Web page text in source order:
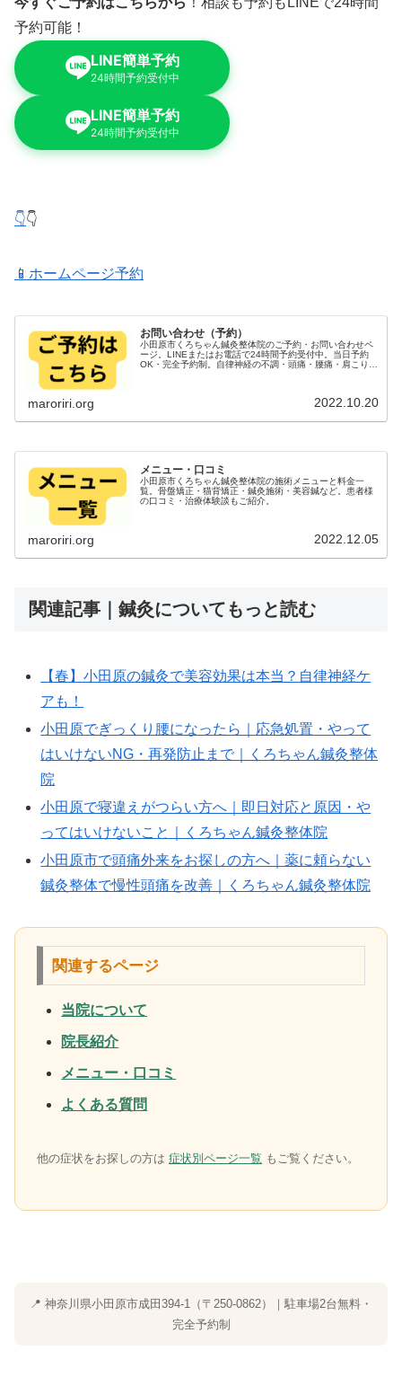
予約可能！
LINE簡単予約
24時間予約受付中
LINE簡単予約
24時間予約受付中
👇👇
📱ホームページ予約
お問い合わせ（予約）
小田原市くろちゃん鍼灸整体院のご予約・お問い合わせペ
ージ。LINEまたはお電話で24時間予約受付中。当日予約
OK・完全予約制。自律神経の不調・頭痛・腰痛・肩こりで
maroriri.org 2022.10.20
メニュー・口コミ
小田原市くろちゃん鍼灸整体院の施術メニューと料金一
覧。骨盤矯正・猫背矯正・鍼灸施術・美容鍼など。患者様
の口コミ・治療体験談もご紹介。
maroriri.org 2022.12.05
関連記事｜鍼灸についてもっと読む
【春】小田原の鍼灸で美容効果は本当？自律神経ケ
アも！
小田原でぎっくり腰になったら｜応急処置・やって
はいけないNG・再発防止まで｜くろちゃん鍼灸整体
院
小田原で寝違えがつらい方へ｜即日対応と原因・や
ってはいけないこと｜くろちゃん鍼灸整体院
小田原市で頭痛外来をお探しの方へ｜薬に頼らない
鍼灸整体で慢性頭痛を改善｜くろちゃん鍼灸整体院
関連するページ
当院について
院長紹介
メニュー・口コミ
よくある質問
他の症状をお探しの方は 症状別ページ一覧 もご覧ください。
📍 神奈川県小田原市成田394-1（〒250-0862）｜駐車場2台無料・
完全予約制